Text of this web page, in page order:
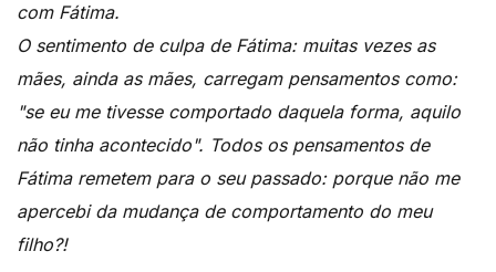
com Fátima.
O sentimento de culpa de Fátima: muitas vezes as
mães, ainda as mães, carregam pensamentos como:
"se eu me tivesse comportado daquela forma, aquilo
não tinha acontecido". Todos os pensamentos de
Fátima remetem para o seu passado: porque não me
apercebi da mudança de comportamento do meu
filho?!